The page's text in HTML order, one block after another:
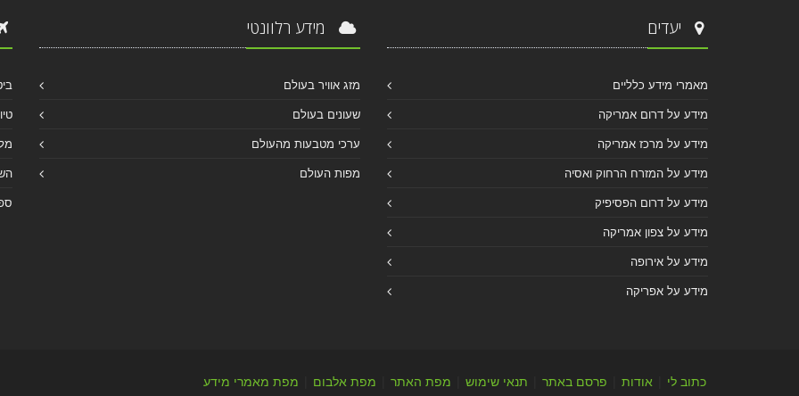
יעדים
מאמרי מידע כלליים
מידע על דרום אמריקה
מידע על מרכז אמריקה
מידע על המזרח הרחוק ואסיה
מידע על דרום הפסיפיק
מידע על צפון אמריקה
מידע על אירופה
מידע על אפריקה
מידע רלוונטי
מזג אוויר בעולם
שעונים בעולם
ערכי מטבעות מהעולם
מפות העולם
כתוב לי אודות פרסם באתר תנאי שימוש מפת האתר מפת אלבום מפת מאמרי מידע